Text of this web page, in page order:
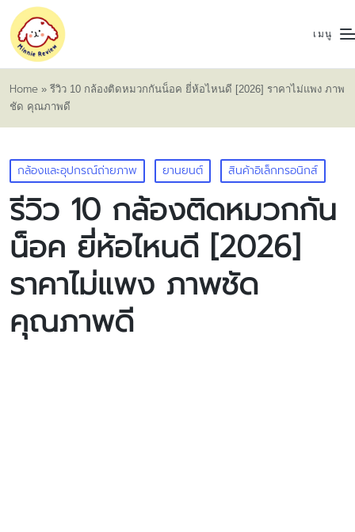
เมนู
Home » รีวิว 10 กล้องติดหมวกกันน็อค ยี่ห้อไหนดี [2026] ราคาไม่แพง ภาพ
ชัด คุณภาพดี
Posted
in
กล้องและอุปกรณ์ถ่ายภาพ ยานยนต์ สินค้าอิเล็กทรอนิกส์
รีวิว 10 กล้องติดหมวกกัน
น็อค ยี่ห้อไหนดี [2026]
ราคาไม่แพง ภาพชัด
คุณภาพดี